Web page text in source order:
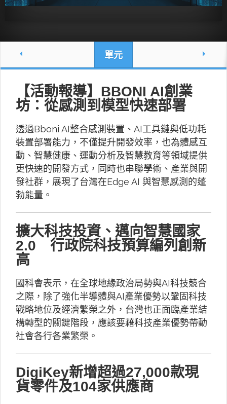
單元
【活動報導】BBONI AI創業
坊：從感測到模型快速部署
透過Bboni AI整合感測裝置、AI工具鏈與低功耗
裝置部署能力，不僅提升開發效率，也為體感互
動、智慧健康、運動分析及智慧教育等領域提供
更快速的開發方式，同時也串聯學術、產業與開
發社群，展現了台灣在Edge AI 與智慧感測的蓬
勃能量。
擴大科技投資、邁向智慧國家
2.0 行政院科技預算編列創新
高
國科會表示，在全球地緣政治局勢與AI科技競合
之際，除了強化半導體與AI產業優勢以鞏固科技
戰略地位及經濟繁榮之外，台灣也正面臨產業結
構轉型的關鍵階段，應該要藉科技產業優勢帶動
社會各行各業繁榮。
DigiKey新增超過27,000款現
貨零件及104家供應商